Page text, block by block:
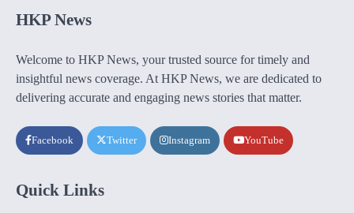
HKP News
Welcome to HKP News, your trusted source for timely and
insightful news coverage. At HKP News, we are dedicated to
delivering accurate and engaging news stories that matter.
Facebook Twitter Instagram YouTube
Quick Links